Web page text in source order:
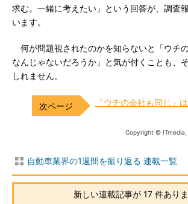
求む。一緒に考えたい」という回答が、調査
います。
何が問題視されたのかを知らないと「ウチ
なんじゃないだろうか」と気が付くことも、
しれません。
「ウチの会社も同じ」
Copyright © ITmedia,
自動車業界の1週間を振り返る 連載一覧
新しい連載記事が 17 件あり